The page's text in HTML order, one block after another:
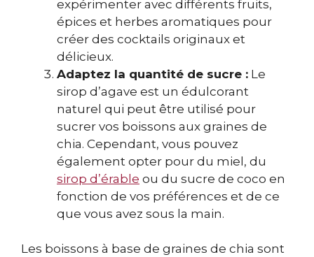
expérimenter avec différents fruits,
épices et herbes aromatiques pour
créer des cocktails originaux et
délicieux.
Adaptez la quantité de sucre : Le
sirop d’agave est un édulcorant
naturel qui peut être utilisé pour
sucrer vos boissons aux graines de
chia. Cependant, vous pouvez
également opter pour du miel, du
sirop d’érable ou du sucre de coco en
fonction de vos préférences et de ce
que vous avez sous la main.
Les boissons à base de graines de chia sont